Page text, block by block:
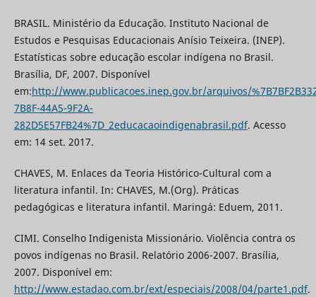
BRASIL. Ministério da Educação. Instituto Nacional de
Estudos e Pesquisas Educacionais Anísio Teixeira. (INEP).
Estatísticas sobre educação escolar indígena no Brasil.
Brasília, DF, 2007. Disponível
em:http://www.publicacoes.inep.gov.br/arquivos/
7B8F-44A5-9F2A-
282D5E57FB24%7D_2educacaoindigenabrasil.pdf. Acesso
em: 14 set. 2017.
CHAVES, M. Enlaces da Teoria Histórico-Cultural com a
literatura infantil. In: CHAVES, M.(Org). Práticas
pedagógicas e literatura infantil. Maringá: Eduem, 2011.
CIMI. Conselho Indigenista Missionário. Violência contra os
povos indígenas no Brasil. Relatório 2006-2007. Brasília,
2007. Disponível em:
http://www.estadao.com.br/ext/especiais/2008/04/parte1.pdf.